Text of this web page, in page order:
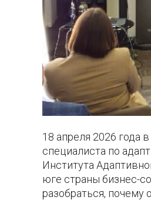
18 апреля 2026 года
специалиста по
Института
юге страны бизнес-
разобраться, почему